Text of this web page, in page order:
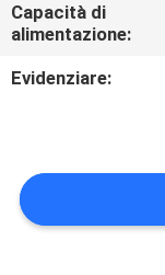
UNA
CITAZIONE
DEL
SITO
Capacità di
alimentazione:
Evidenziare: